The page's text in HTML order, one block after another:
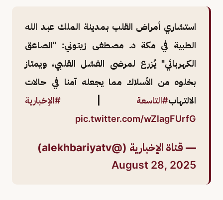
استشاري أمراض القلب بمدينة الملك عبد الله
الطبية في مكة د. مصطفى زيتوني: "الصاعق
الكهربائي" يُزرع لمرضى الفشل القلبي، ويمتاز
بخلوه من الأسلاك مما يجعله آمنا في حالات
الالتهاب#التاسعة
#الإخبارية
pic.twitter.com/wZlagFUrfG
— قناة الإخبارية (@alekhbariyatv)
August 28, 2025